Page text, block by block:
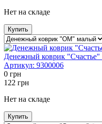
Нет на складе
Купить
Денежный коврик
Артикул: 9300006
0 грн
122 грн
Нет на складе
Купить